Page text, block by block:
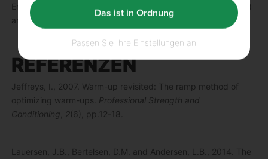
Ernährungsberatung über Instagram (@
trainingwithscience
)
anzubieten.
REFERENZEN
Jeffreys, I., 2007. Warm-up revisited: The ramp method of
optimizing warm-ups. Professional Strength and
Conditioning
2(6), pp.12-18.
Lauersen, J.B., Bertelsen, D.M. and Andersen, L.B., 2014. The
Passen Sie Ihre Einstellungen an
Das ist in Ordnung